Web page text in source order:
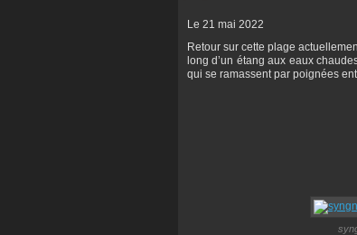
Le 21 mai 2022
Retour sur cette plage
long d’un étang aux eaux
qui se ramassent par poignées